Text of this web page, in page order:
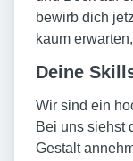
bewirb dich
kaum
Deine
Wir sind ein
Bei uns siehst
Gestalt